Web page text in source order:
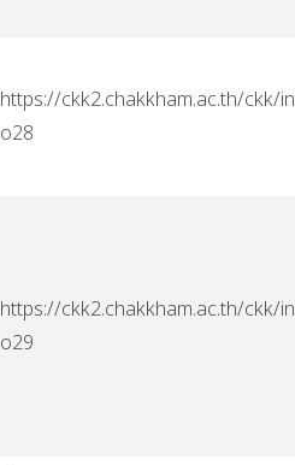
https://ckk2.chakkham.ac.th/
o28
https://ckk2.chakkham.ac.th/
o29